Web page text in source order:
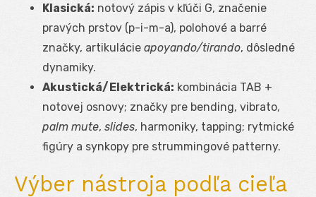
Klasická: notový zápis v kľúči G, značenie
pravých prstov (p-i-m-a), polohové a barré
značky, artikulácie apoyando/tirando, dôsledné
dynamiky.
Akustická/Elektrická: kombinácia TAB +
notovej osnovy; značky pre bending, vibrato,
palm mute, slides, harmoniky, tapping; rytmické
figúry a synkopy pre strummingové patterny.
Výber nástroja podľa cieľa